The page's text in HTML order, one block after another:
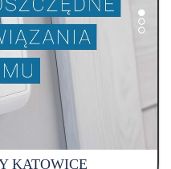
KATOWICE